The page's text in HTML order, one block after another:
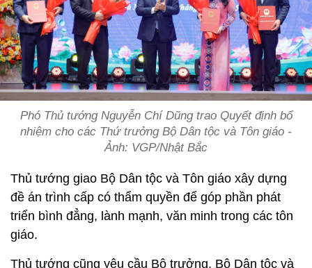
Phó Thủ tướng Nguyễn Chí Dũng trao Quyết định bổ
nhiệm cho các Thứ trưởng Bộ Dân tộc và Tôn giáo -
Ảnh: VGP/Nhật Bắc
Thủ tướng giao Bộ Dân tộc và Tôn giáo xây dựng
đề án trình cấp có thẩm quyền để góp phần phát
triển bình đẳng, lành mạnh, văn minh trong các tôn
giáo.
Thủ tướng cũng yêu cầu Bộ trưởng, Bộ Dân tộc và